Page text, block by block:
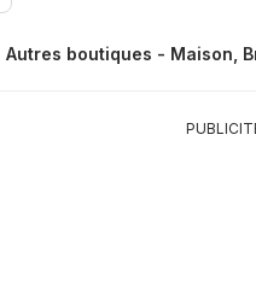
Autres boutiques - Maison,